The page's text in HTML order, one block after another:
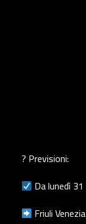
? Previsioni:
Da lunedì
Friuli